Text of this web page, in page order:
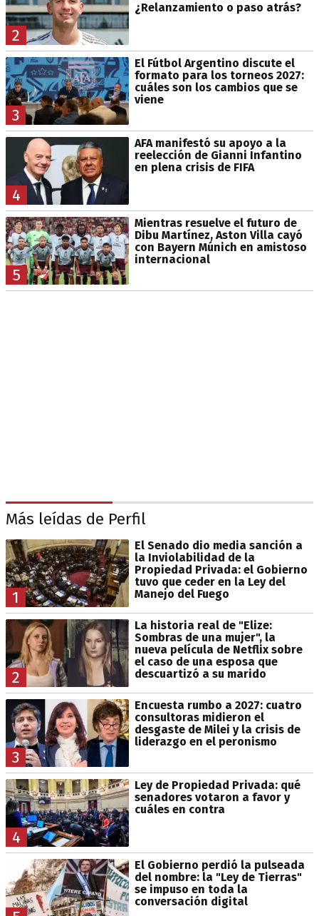
2
¿Relanzamiento o paso atrás?
3
El Fútbol Argentino discute el
formato para los torneos 2027:
cuáles son los cambios que se
viene
4
AFA manifestó su apoyo a la
reelección de Gianni Infantino
en plena crisis de FIFA
5
Mientras resuelve el futuro de
Dibu Martínez, Aston Villa cayó
con Bayern Múnich en amistoso
internacional
Más leídas de Perfil
1
El Senado dio media sanción a
la Inviolabilidad de la
Propiedad Privada: el Gobierno
tuvo que ceder en la Ley del
Manejo del Fuego
2
La historia real de "Elize:
Sombras de una mujer", la
nueva película de Netflix sobre
el caso de una esposa que
descuartizó a su marido
3
Encuesta rumbo a 2027: cuatro
consultoras midieron el
desgaste de Milei y la crisis de
liderazgo en el peronismo
4
Ley de Propiedad Privada: qué
senadores votaron a favor y
cuáles en contra
El Gobierno perdió la pulseada
del nombre: la "Ley de Tierras"
se impuso en toda la
conversación digital